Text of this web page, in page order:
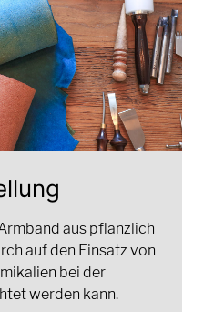
aus pflanzlich
auf den Einsatz von
bei der
werden kann.